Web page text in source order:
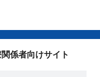
係者向けサイト